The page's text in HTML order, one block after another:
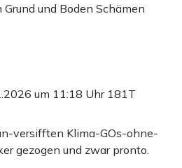
und Boden Schämen
um 11:18 Uhr 181T
versifften Klima-GOs-ohne-
gezogen und zwar pronto.